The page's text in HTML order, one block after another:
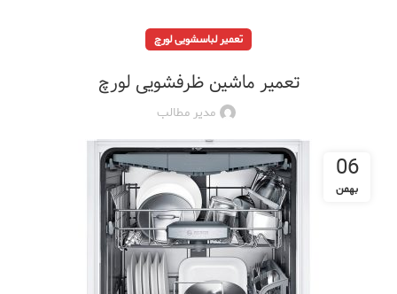
تعمیر لباسشویی لورچ
تعمیر ماشین ظرفشویی لورچ
مدیر مطالب
06
بهمن